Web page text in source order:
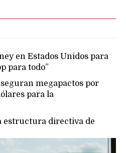
en Estados Unidos para
para todo”
megapactos por
para la
estructura directiva de